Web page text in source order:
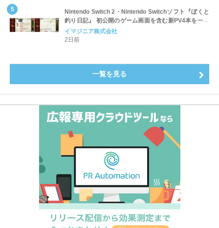
Nintendo Switch 2・Nintendo Switchソフト『ぼくと
釣り日記』 初公開のゲーム画面を含む新PV4本を一挙
公開！
イマジニア株式会社
2日前
一覧を見る